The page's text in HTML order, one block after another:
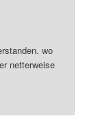
wo
netterweise